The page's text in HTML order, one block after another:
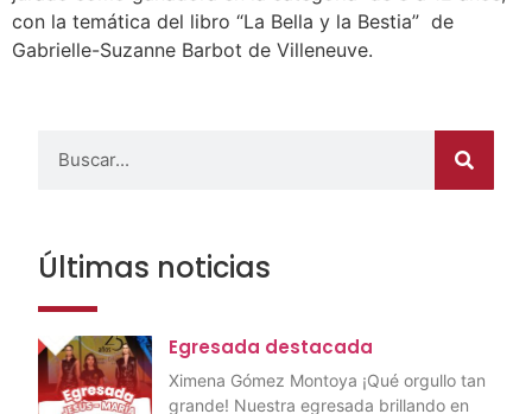
con la temática del libro “La Bella y la Bestia” de
Gabrielle-Suzanne Barbot de Villeneuve.
Últimas noticias
Egresada destacada
Ximena Gómez Montoya ¡Qué orgullo tan
grande! Nuestra egresada brillando en